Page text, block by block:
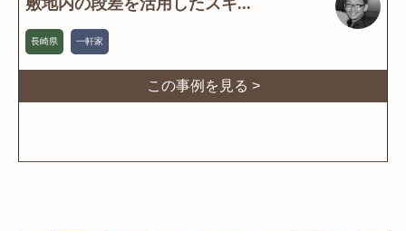
長崎県 一軒家
この事例を見る >